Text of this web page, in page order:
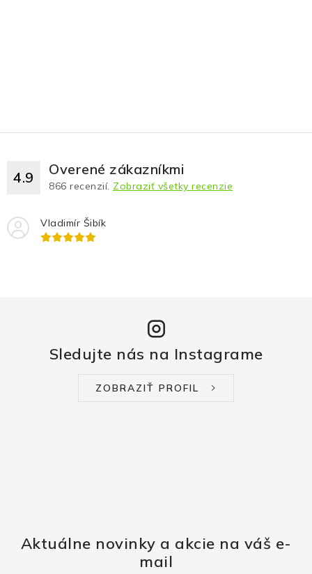
4.9 Overené zákazníkmi
866 recenzií. Zobraziť všetky recenzie
Vladimír Šibík
Sledujte nás na Instagrame
ZOBRAZIŤ PROFIL
Aktuálne novinky a akcie na váš e-
mail